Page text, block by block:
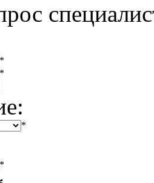
*
*
*
*